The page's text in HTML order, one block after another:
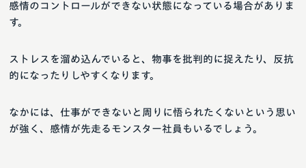
感情のコントロールができない状態になっている場合がありま
す。
ストレスを溜め込んでいると、物事を批判的に捉えたり、反抗
的になったりしやすくなります。
なかには、仕事ができないと周りに悟られたくないという思い
が強く、感情が先走るモンスター社員もいるでしょう。